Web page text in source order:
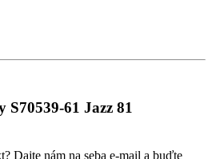
S70539-61 Jazz 81
Dajte nám na seba e-mail a buďte